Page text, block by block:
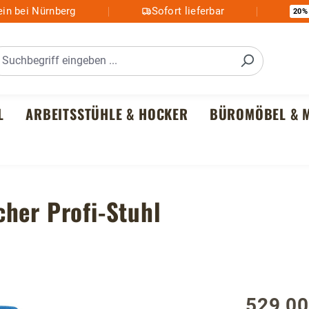
bei Nürnberg Sofort lieferbar 20%
ARBEITSSTÜHLE & HOCKER BÜROMÖBEL &
Profi-Stuhl
Regulärer